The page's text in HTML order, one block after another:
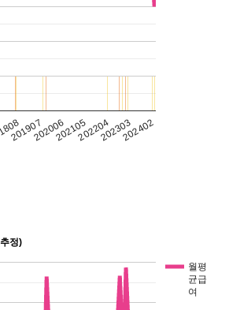
201907202006202105202204202303202402
정)
월평
균급
여